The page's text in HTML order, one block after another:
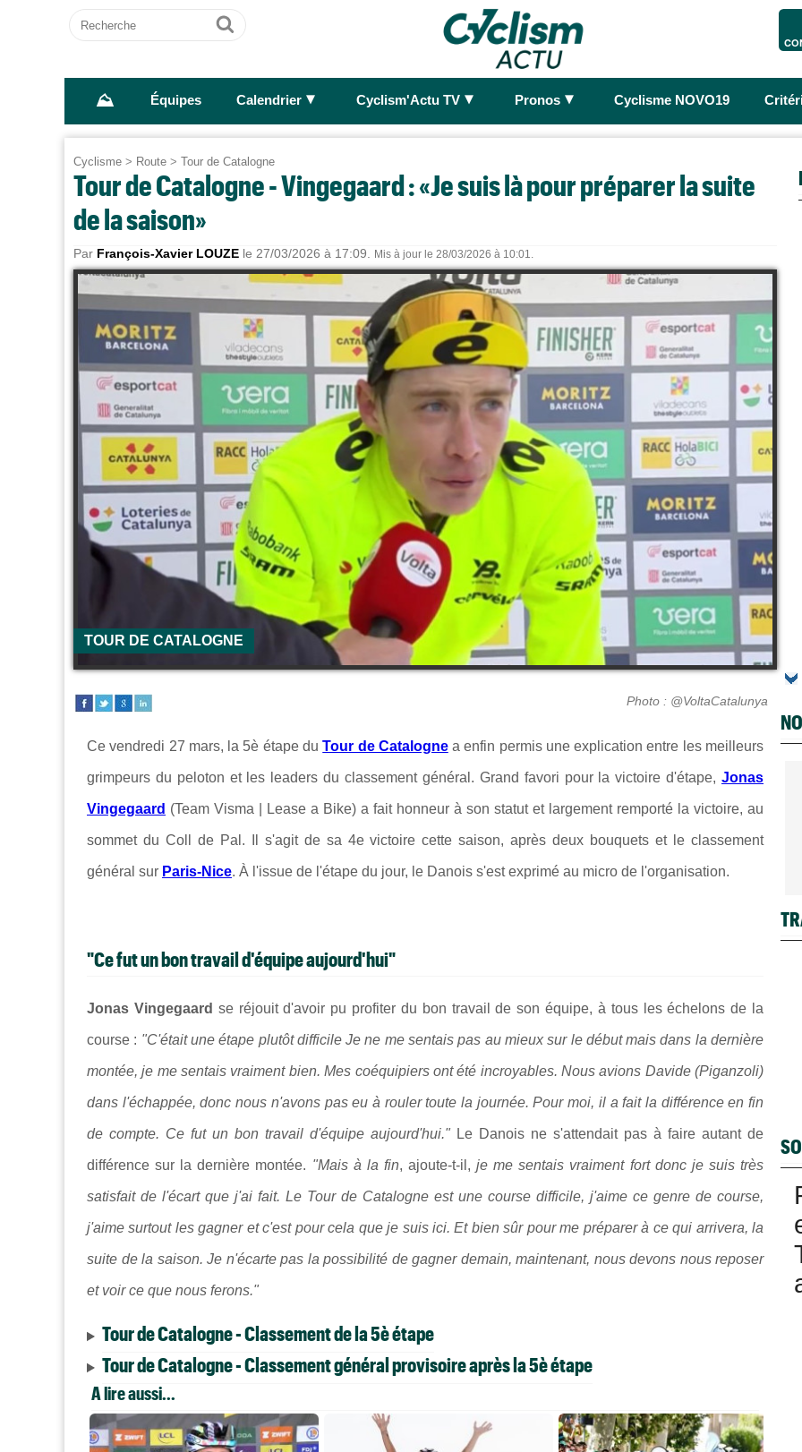
Recherche
Ok
⛰ Équipes Calendrier ► Cyclism'Actu TV ► Pronos ► Cyclisme NOVO19
Cyclisme > Route > Tour de Catalogne
Tour de Catalogne - Vingegaard : «Je suis là pour préparer la suite
de la saison»
Par François-Xavier LOUZE le 27/03/2026 à 17:09. Mis à jour le 28/03/2026 à 10:01.
TOUR DE CATALOGNE
Photo : @VoltaCatalunya
Ce vendredi 27 mars, la 5è étape duTour de Catalognea enfin permis une explication entre les meilleurs
grimpeurs du peloton et les leaders du classement général. Grand favori pour la victoire d'étape, Jonas
Vingegaard (Team Visma | Lease a Bike) a fait honneur à son statut et largement remporté la victoire, au
sommet du Coll de Pal. Il s'agit de sa 4e victoire cette saison, après deux bouquets et le classement
général sur Paris-Nice. À l'issue de l'étape du jour, le Danois s'est exprimé au micro de l'organisation.
"Ce fut un bon travail d'équipe aujourd'hui"
Jonas Vingegaard se réjouit d'avoir pu profiter du bon travail de son équipe, à tous les échelons de la
course : "C'était une étape plutôt difficile Je ne me sentais pas au mieux sur le début mais dans la dernière
montée, je me sentais vraiment bien. Mes coéquipiers ont été incroyables. Nous avions Davide (Piganzoli)
dans l'échappée, donc nous n'avons pas eu à rouler toute la journée. Pour moi, il a fait la différence en fin
de compte. Ce fut un bon travail d'équipe aujourd'hui." Le Danois ne s'attendait pas à faire autant de
différence sur la dernière montée. "Mais à la fin, ajoute-t-il,je me sentais vraiment fort donc je suis très
satisfait de l'écart que j'ai fait. Le Tour de Catalogne est une course difficile, j'aime ce genre de course,
j'aime surtout les gagner et c'est pour cela que je suis ici. Et bien sûr pour me préparer à ce qui arrivera, la
suite de la saison. Je n'écarte pas la possibilité de gagner demain, maintenant, nous devons nous reposer
et voir ce que nous ferons."
Tour de Catalogne - Classement de la 5è étape
Tour de Catalogne - Classement général provisoire après la 5è étape
A lire aussi...